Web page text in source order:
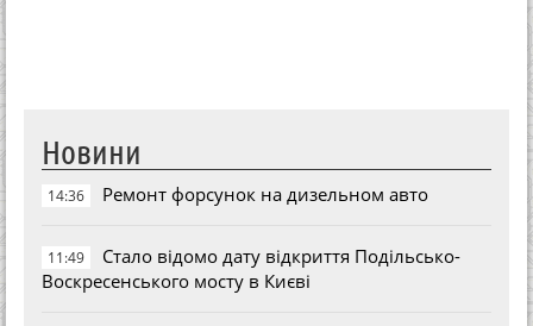
Новини
14:36 Ремонт форсунок на дизельном авто
11:49
Стало відомо дату відкриття Подільсько-
Воскресенського мосту в Києві